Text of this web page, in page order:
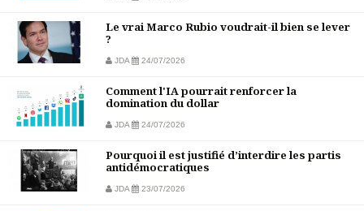
Le vrai Marco Rubio voudrait-il bien se lever
?
JDA 24/07/2026
Comment l'IA pourrait renforcer la
domination du dollar
JDA 24/07/2026
Pourquoi il est justifié d’interdire les partis
antidémocratiques
JDA 23/07/2026